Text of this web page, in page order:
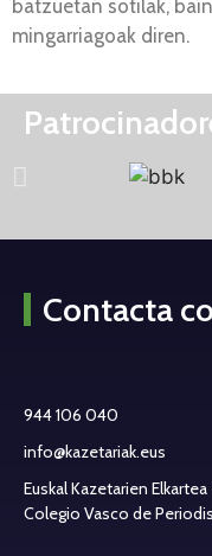
batzuetan sotilak,
mingarriagoak diren.
Contacta
944 106 040
info@kazetariak.eus
Euskal Kazetarien
Colegio Vasco de